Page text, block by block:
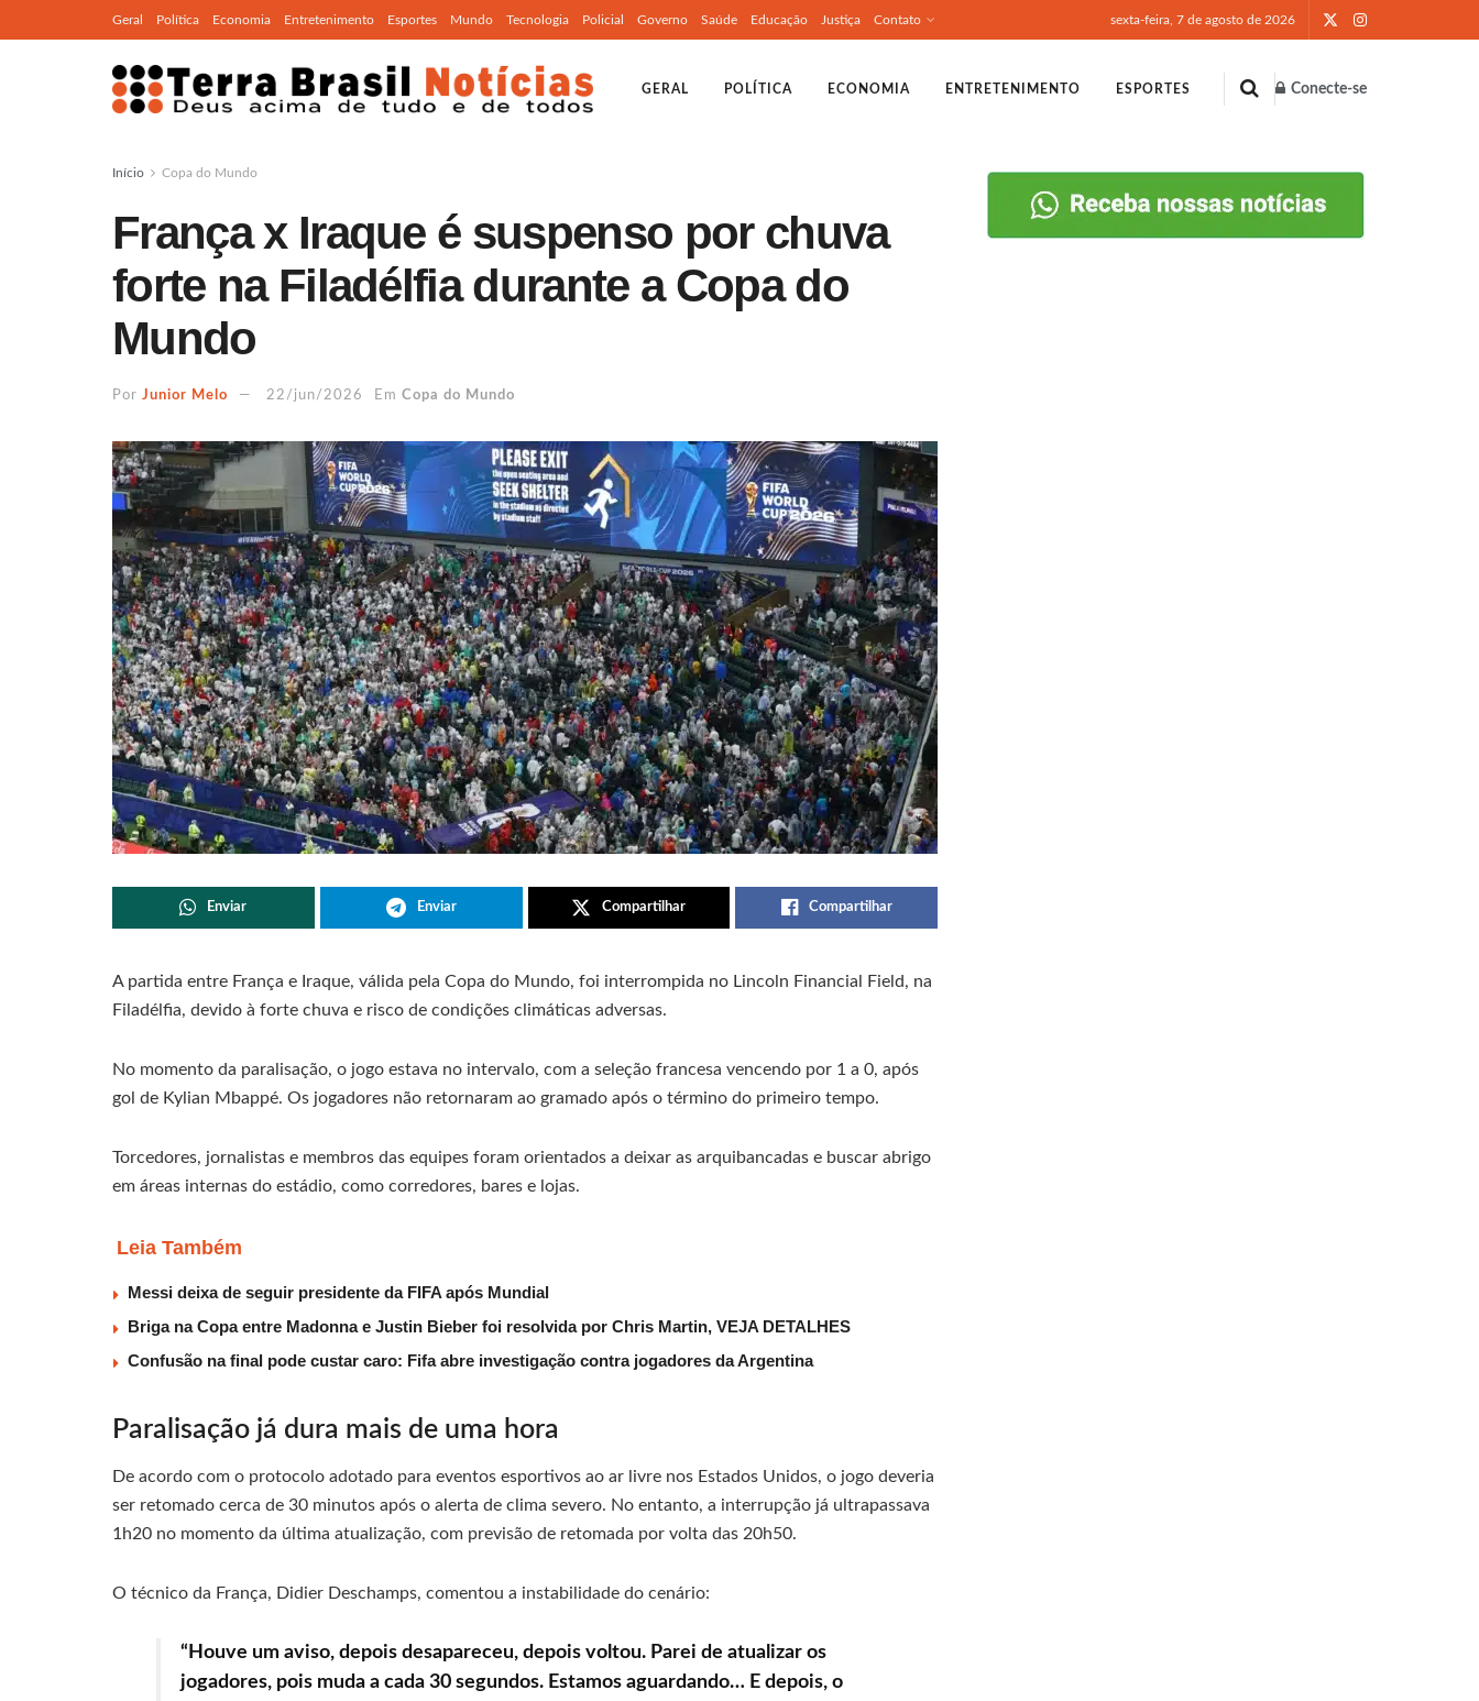
Geral Política Economia Entretenimento Esportes Mundo Tecnologia Policial Governo Saúde Educação Justiça Contato sexta-feira, 7 de agosto de 2026
GERAL POLÍTICA ECONOMIA ENTRETENIMENTO ESPORTES Conecte-se
Início Copa do Mundo
França x Iraque é suspenso por chuva
forte na Filadélfia durante a Copa do
Mundo
Por Junior Melo 22/jun/2026 Em Copa do Mundo
Enviar Enviar Compartilhar Compartilhar
A partida entre França e Iraque, válida pela Copa do Mundo, foi interrompida no Lincoln Financial Field, na
Filadélfia, devido à forte chuva e risco de condições climáticas adversas.
No momento da paralisação, o jogo estava no intervalo, com a seleção francesa vencendo por 1 a 0, após
gol de Kylian Mbappé. Os jogadores não retornaram ao gramado após o término do primeiro tempo.
Torcedores, jornalistas e membros das equipes foram orientados a deixar as arquibancadas e buscar abrigo
em áreas internas do estádio, como corredores, bares e lojas.
Leia Também
Messi deixa de seguir presidente da FIFA após Mundial
Briga na Copa entre Madonna e Justin Bieber foi resolvida por Chris Martin, VEJA DETALHES
Confusão na final pode custar caro: Fifa abre investigação contra jogadores da Argentina
Paralisação já dura mais de uma hora
De acordo com o protocolo adotado para eventos esportivos ao ar livre nos Estados Unidos, o jogo deveria
ser retomado cerca de 30 minutos após o alerta de clima severo. No entanto, a interrupção já ultrapassava
1h20 no momento da última atualização, com previsão de retomada por volta das 20h50.
O técnico da França, Didier Deschamps, comentou a instabilidade do cenário:
“Houve um aviso, depois desapareceu, depois voltou. Parei de atualizar os
jogadores, pois muda a cada 30 segundos. Estamos aguardando… E depois, o